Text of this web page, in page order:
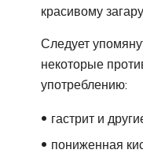
красивому
Следует
некоторые
употреблению:
гастрит и
пониженная